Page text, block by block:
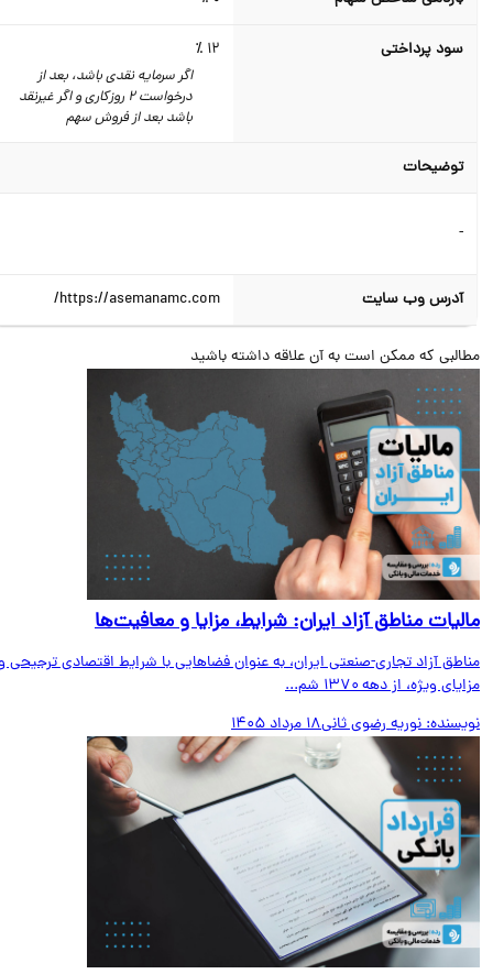
سود پرداختی
اگر سرمایه نقدی باشد، بعد از
درخواست 2 روزکاری و اگر غیرنقد
باشد بعد از فروش سهم
توضیحات
آدرس وب سایت https://asemanamc.com/
که ممکن است به آن علاقه داشته باشید
مناطق آزاد ایران: شرایط، مزایا و معافیت‌ها
آزاد تجاری-صنعتی ایران، به عنوان فضاهایی با شرایط اقتصادی ترجیحی و
ویژه، از دهه ۱۳۷۰ شم...
نوریه رضوی ثانی18 مرداد 1405